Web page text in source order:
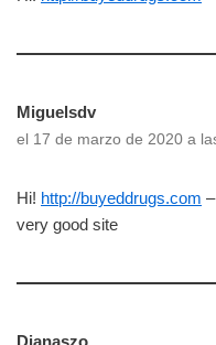
Miguelsdv
el 17 de marzo de 2020 a
Hi! http://buyeddrugs.com
very good site